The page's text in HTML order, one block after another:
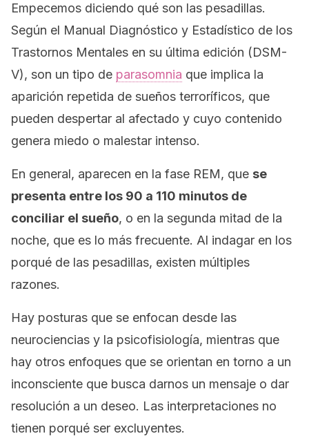
Empecemos diciendo qué son las pesadillas.
Según el Manual Diagnóstico y Estadístico de los
Trastornos Mentales en su última edición (DSM-
V), son un tipo de parasomnia que implica la
aparición repetida de sueños terroríficos, que
pueden despertar al afectado y cuyo contenido
genera miedo o malestar intenso.
En general, aparecen en la fase REM, que se
presenta entre los 90 a 110 minutos de
conciliar el sueño, o en la segunda mitad de la
noche, que es lo más frecuente. Al indagar en los
porqué de las pesadillas, existen múltiples
razones.
Hay posturas que se enfocan desde las
neurociencias y la psicofisiología, mientras que
hay otros enfoques que se orientan en torno a un
inconsciente que busca darnos un mensaje o dar
resolución a un deseo. Las interpretaciones no
tienen porqué ser excluyentes.